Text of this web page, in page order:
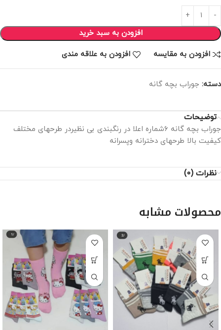
افزودن به سبد خرید
افزودن به مقایسه افزودن به علاقه مندی
دسته: جوراب بچه گانه
توضیحات
جوراب بچه گانه ۶شماره اعلا در رنگبندی بی نظیردر طرحهای مختلف
کیفیت بالا طرحهای دخترانه وپسرانه
نظرات (0)
محصولات مشابه